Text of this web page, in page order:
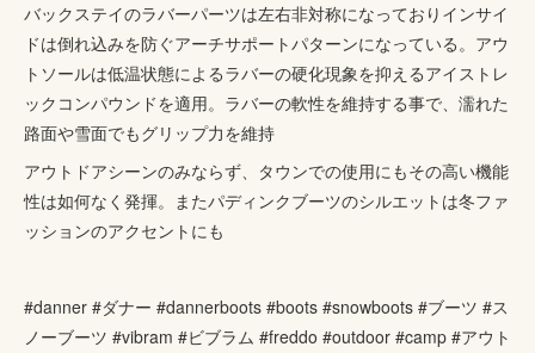
バックステイのラバーパーツは左右非対称になっておりインサイ
ドは倒れ込みを防ぐアーチサポートパターンになっている。アウ
トソールは低温状態によるラバーの硬化現象を抑えるアイストレ
ックコンパウンドを適用。ラバーの軟性を維持する事で、濡れた
路面や雪面でもグリップ力を維持
アウトドアシーンのみならず、タウンでの使用にもその高い機能
性は如何なく発揮。またパディンクブーツのシルエットは冬ファ
ッションのアクセントにも
#danner #ダナー #dannerboots #boots #snowboots #ブーツ #ス
ノーブーツ #vibram #ビブラム #freddo #outdoor #camp #アウト